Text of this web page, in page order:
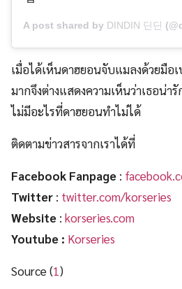
A post shared by DINDIN 딘딘
เมื่อได้เห็นดาฮยอนจับแมลงด้วยมือ
มากจึงต่างแสดงความเห็นว่าเธอน่า
ไม่มีอะไรที่ดาฮยอนทำไม่ได้
ติดตามข่าวสารจากเราได้ที่
Facebook Fanpage :
Twitter : twitter.com/korseries
Website : korseries.com
Youtube : Korseries
Source (1)